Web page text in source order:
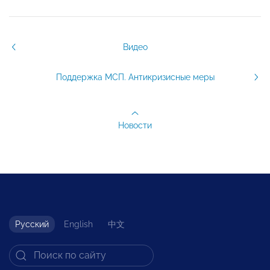
Видео
Поддержка МСП. Антикризисные меры
Новости
Русский English 中文